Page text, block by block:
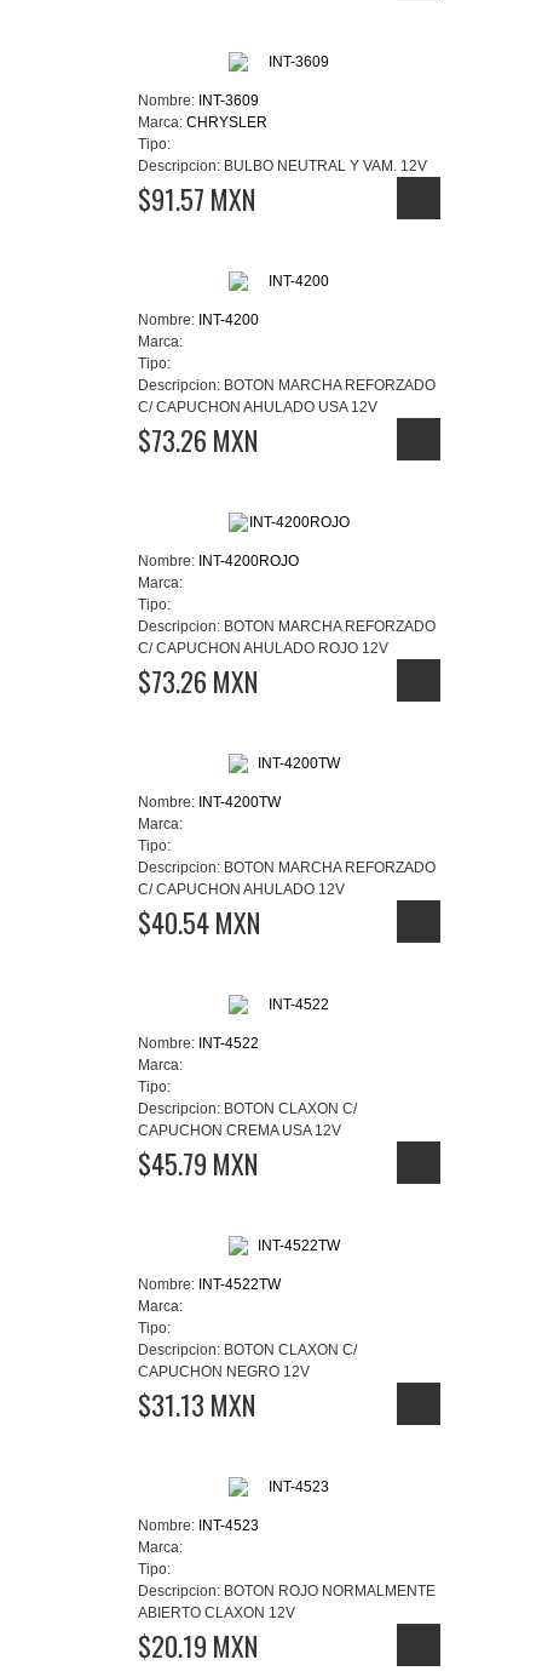
Nombre: INT-3609
Marca: CHRYSLER
Tipo:
Descripcion: BULBO NEUTRAL Y VAM. 12V
$91.57 MXN
Nombre: INT-4200
Marca:
Tipo:
Descripcion: BOTON MARCHA REFORZADO
C/ CAPUCHON AHULADO USA 12V
$73.26 MXN
Nombre: INT-4200ROJO
Marca:
Tipo:
Descripcion: BOTON MARCHA REFORZADO
C/ CAPUCHON AHULADO ROJO 12V
$73.26 MXN
Nombre: INT-4200TW
Marca:
Tipo:
Descripcion: BOTON MARCHA REFORZADO
C/ CAPUCHON AHULADO 12V
$40.54 MXN
Nombre: INT-4522
Marca:
Tipo:
Descripcion: BOTON CLAXON C/
CAPUCHON CREMA USA 12V
$45.79 MXN
Nombre: INT-4522TW
Marca:
Tipo:
Descripcion: BOTON CLAXON C/
CAPUCHON NEGRO 12V
$31.13 MXN
Nombre: INT-4523
Marca:
Tipo:
Descripcion: BOTON ROJO NORMALMENTE
ABIERTO CLAXON 12V
$20.19 MXN